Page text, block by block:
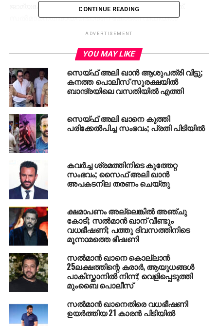
ജാമ്യപേക്ഷയാണ് സല്‍മാന് വേണ്ടി സമര്‍പ്പിച്ചത്.
സല്‍മാനെതിരായവിചാരണ കോടതി വിധിയില്‍
നിരവധി പോരായ്മകളുണ്ടെന്ന് താരത്തിന്റെ
കേസില്‍ സല്‍മാനെതിരെ മൊഴി നല്‍കിയ ദൃക്‌സാക്ഷി
പൂനംചന്ദ് ബിഷ്‌ണോയിയുടെ മൊഴിയില്‍
സംശയങ്ങളുണ്ടെന്ന് അദ്ദേഹം പറഞ്ഞു. സംഭവം
നടക്കുമ്പോള്‍ രണ്ട് കിലോമീറ്റര്‍ അകലെയായിരുന്നു
പൂനംചന്ദ്. പിന്നെങ്ങനെയാണ് അദ്ദേഹം ജിപ്‌സിയുടെ
ശബ്ദം അദ്ദേഹം കേള്‍ക്കുക. കൃഷ്ണമൃഗത്തിന്റെ
ജഡത്തിന്റെ ഡി.എന്‍.എ പരിശോധന ശരിയായി
നടത്തിയില്ല. വെടിയേറ്റാണോ കൃഷ്ണമൃഗത്തിന്റെ ജീവന്‍
നഷ്ടമായത് തുടങ്ങിയ കാര്യങ്ങളിലൊന്നും
വ്യക്തതയില്ലെന്നും അഭിഭാഷകന്‍ ചൂണ്ടിക്കാട്ടി.
അതേസമയം, ജാമ്യാപേക്ഷ നാളത്തേക്ക് മാറ്റിയതോടെ
സല്‍മാന്‍ ജോധ്പൂര്‍ സെന്‍ട്രല്‍ ജയിലില്‍ തുടരുമെന്ന്
ഉറപ്പായി.
RELATED TOPICS:
ACTOR SAIF ALIKHAN
ACTOR SALMAN KHAN
UP NEXT
തോമസ് ചാണ്ടി എന്‍.സി.പി അധ്യക്ഷ
പദവിയിലേക്ക്; എതിര്‍പ്പുമായി ശശീന്ദ്രന്‍ പക്ഷം
DON'T MISS
തിങ്കളാഴ്ച്ചത്തെ ഹര്‍ത്താല്‍: നിലപാട്
വ്യക്തമാക്കി സ്വകാര്യ ബസ്സുകള്‍
CONTINUE READING
ADVERTISEMENT
YOU MAY LIKE
സെയ്ഫ് അലി ഖാന്‍ ആശുപത്രി വിട്ടു;
കനത്ത പൊലീസ് സുരക്ഷയില്‍
ബാന്ദ്രയിലെ വസതിയില്‍ എത്തി
സെയ്ഫ് അലി ഖാനെ കുത്തി
പരിക്കേല്‍പിച്ച സംഭവം; പ്രതി പിടിയില്‍
കവര്‍ച്ച ശ്രമത്തിനിടെ കുത്തേറ്റ
സംഭവം; സൈഫ് അലി ഖാന്‍
അപകടനില തരണം ചെയ്തു
ക്ഷമാപണം അല്ലെങ്കിൽ അഞ്ചു
കോടി; സൽമാൻ ഖാന് വീണ്ടും
വധഭീഷണി; പത്തു ദിവസത്തിനിടെ
മൂന്നാമത്തെ ഭീഷണി
സല്‍മാന്‍ ഖാനെ കൊല്ലാന്‍
25ലക്ഷത്തിന്റെ കരാര്‍, ആയുധങ്ങള്‍
പാകിസ്താനില്‍ നിന്ന്; വെളിപ്പെടുത്തി
മുംബൈ പൊലീസ്
സല്‍മാന്‍ ഖാനെതിരെ വധഭീഷണി
ഉയര്‍ത്തിയ 21 കാരന്‍ പിടിയില്‍